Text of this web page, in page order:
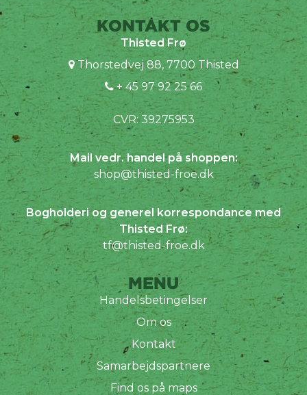
KONTAKT OS
Thisted Frø
Thorstedvej 88, 7700 Thisted
+ 45 97 92 25 66
CVR: 39275953
Mail vedr. handel på shoppen:
shop@thisted-froe.dk
Bogholderi og generel korrespondance med
Thisted Frø:
tf@thisted-froe.dk
MENU
Handelsbetingelser
Om os
Kontakt
Samarbejdspartnere
Find os på maps